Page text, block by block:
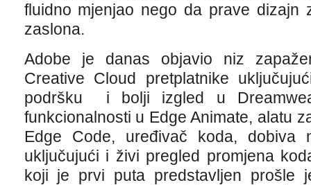
fluidno mjenjao nego da prave dizajn
zaslona.
Adobe je danas objavio niz
Creative Cloud pretplatnike
podršku i bolji izgled u
funkcionalnosti u Edge Animate, alatu
Edge Code, uređivač koda, dobiva
uključujući i živi pregled promjena
koji je prvi puta predstavljen prošle